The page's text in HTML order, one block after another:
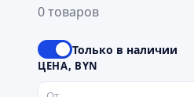
0 товаров
Только в наличии
ЦЕНА, BYN